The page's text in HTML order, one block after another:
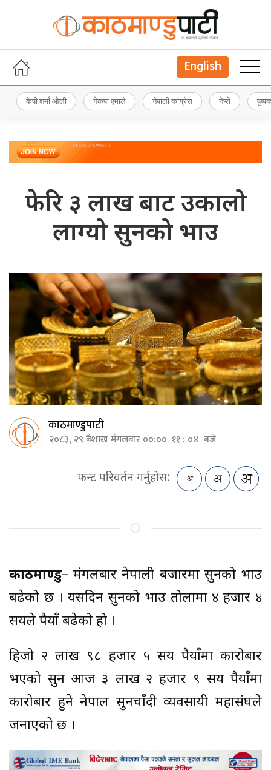
English
केपी शर्मा ओली नेकपा एमाले नेपाली कांग्रेस नेप्से
फेरि ३ लाख बाट उकालो
लाग्यो सुनको भाउ
काठमाण्डुपाटी
२०८३, २९ बैशाख मंगलबार ००:०० ११ : ०४ बजे
फन्ट परिवर्तन गर्नुहोस:
काठमाण्डु– मंगलबार नेपाली बजारमा सुनको भाउ
बढेको छ । यसदिन सुनको भाउ तोलामा ४ हजार ४
सयले रुपैयाँ बढेको हो ।
हिजो २ लाख ९८ हजार ५ सय रुपैयाँमा कारोबार
भएको सुन आज ३ लाख २ हजार ९ सय रुपैयाँमा
कारोबार हुने नेपाल सुनचाँदी व्यवसायी महासंघले
जनाएको छ ।